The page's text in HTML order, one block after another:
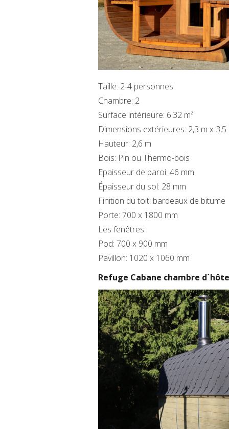
Taille: 2-4 personnes
Chambre: 2
Surface intérieure: 6.32 m²
Dimensions extérieures: 2,3 m x 3,5
Hauteur: 2,6 m
Bois: Pin ou Thermo-bois
Epaisseur de paroi: 46 mm
Épaisseur du sol: 28 mm
Finition du toit: bardeaux de bitume
Porte: 700 x 1800 mm
Les fenêtres:
Pod: 700 x 900 mm
Pavillon: 1020 x 1060 mm
Refuge Cabane chambre d`hôte